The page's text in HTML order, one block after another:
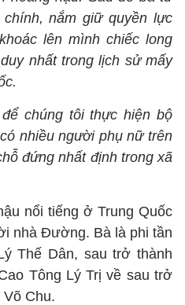
nắm giữ quyền lực
lên mình chiếc long
nhất trong lịch sử mấy
chúng tôi thực hiện bộ
nhiều người phụ nữ trên
đứng nhất định trong xã
nổi tiếng ở Trung Quốc
nhà Đường. Bà là phi tần
Thế Dân, sau trở thành
Tông Lý Trị về sau trở
Chu.